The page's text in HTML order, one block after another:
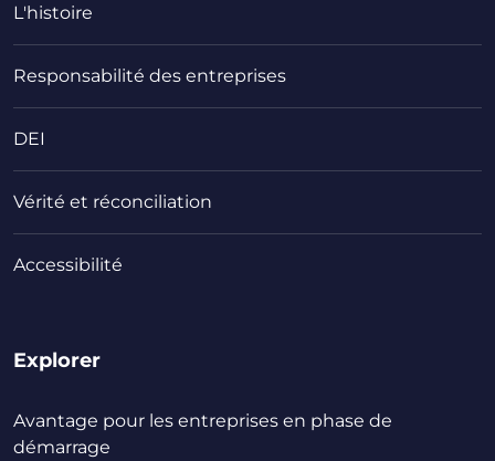
L'histoire
Responsabilité des entreprises
DEI
Vérité et réconciliation
Accessibilité
Explorer
Avantage pour les entreprises en phase de
démarrage